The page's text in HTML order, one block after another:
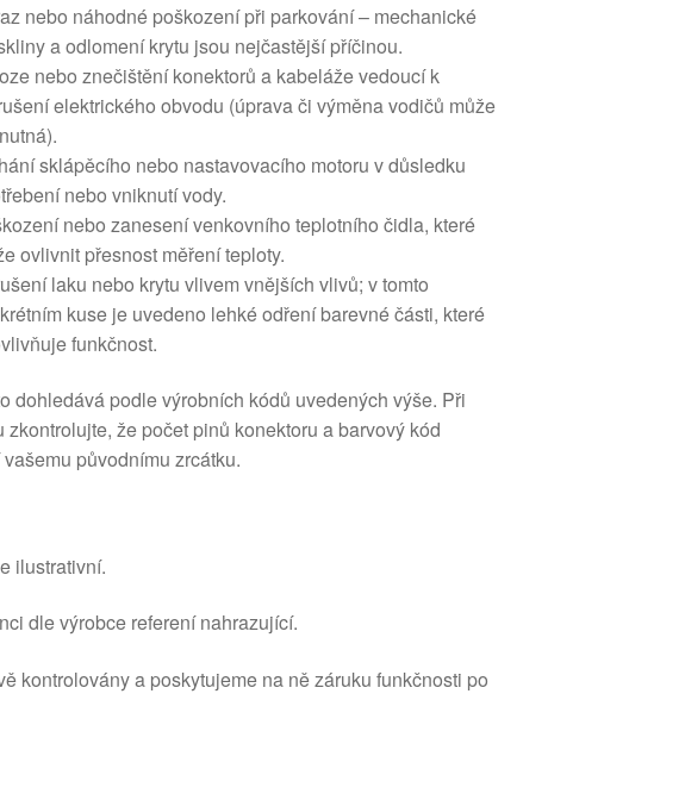
nebo náhodné poškození při parkování – mechanické
a odlomení krytu jsou nejčastější příčinou.
nebo znečištění konektorů a kabeláže vedoucí k
elektrického obvodu (úprava či výměna vodičů může
sklápěcího nebo nastavovacího motoru v důsledku
nebo vniknutí vody.
nebo zanesení venkovního teplotního čidla, které
ovlivnit přesnost měření teploty.
laku nebo krytu vlivem vnějších vlivů; v tomto
kuse je uvedeno lehké odření barevné části, které
funkčnost.
dohledává podle výrobních kódů uvedených výše. Při
zkontrolujte, že počet pinů konektoru a barvový kód
původnímu zrcátku.
ilustrativní.
dle výrobce referení nahrazující.
kontrolovány a poskytujeme na ně záruku funkčnosti po